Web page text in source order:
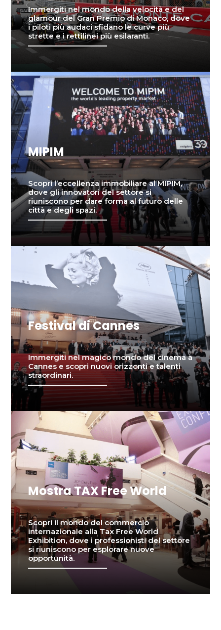
Immergiti nel mondo della velocità e del
glamour del Gran Premio di Monaco, dove
i piloti più audaci sfidano le curve più
strette e i rettilinei più esilaranti.
MIPIM
Scopri l’eccellenza immobiliare al MIPIM,
dove gli innovatori del settore si
riuniscono per dare forma al futuro delle
città e degli spazi.
Festival di Cannes
Immergiti nel magico mondo del cinema a
Cannes e scopri nuovi orizzonti e talenti
straordinari.
Mostra TAX Free World
Scopri il mondo del commercio
internazionale alla Tax Free World
Exhibition, dove i professionisti del settore
si riuniscono per esplorare nuove
opportunità.